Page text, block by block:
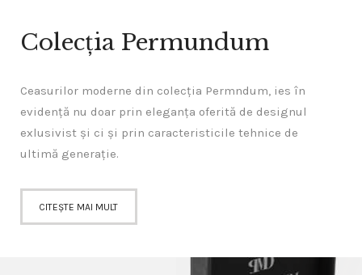
Colecția Permundum
Ceasurilor moderne din colecția Permndum, ies în
evidență nu doar prin eleganța oferită de designul
exlusivist și ci și prin caracteristicile tehnice de
ultimă generație.
CITEȘTE MAI MULT